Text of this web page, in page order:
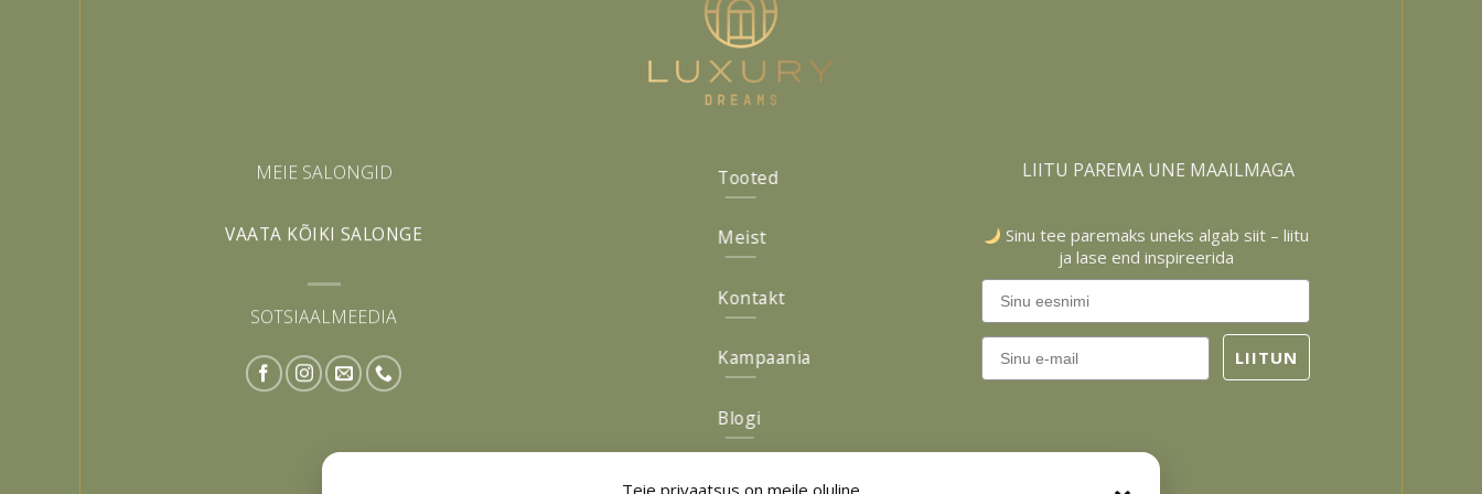
Tooted
Meist
Kontakt
Kampaania
Blogi
MEIE SALONGID
VAATA KÕIKI SALONGE
SOTSIAALMEEDIA
LIITU PAREMA UNE MAAILMAGA
Sinu tee paremaks uneks algab siit – liitu
ja lase end inspireerida
Email
LIITUN